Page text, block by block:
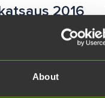
About
2016